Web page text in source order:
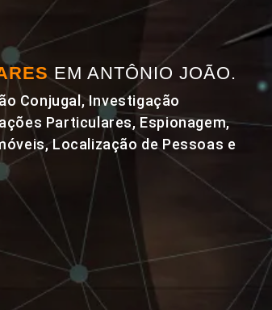
EM ANTÔNIO JOÃO.
Conjugal, Investigação
Particulares, Espionagem,
Localização de Pessoas e